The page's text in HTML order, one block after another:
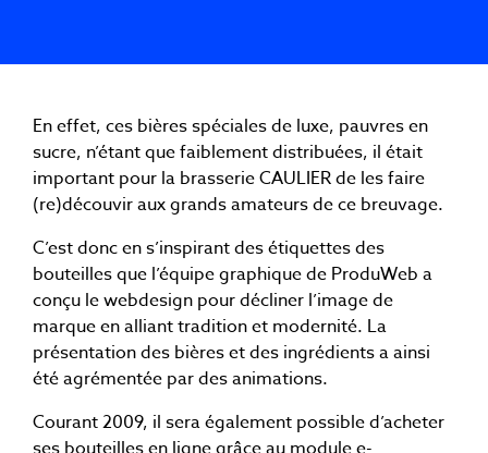
En effet, ces bières spéciales de luxe, pauvres en
sucre, n’étant que faiblement distribuées, il était
important pour la brasserie CAULIER de les faire
(re)découvir aux grands amateurs de ce breuvage.
C’est donc en s’inspirant des étiquettes des
bouteilles que l’équipe graphique de ProduWeb a
conçu le webdesign pour décliner l’image de
marque en alliant tradition et modernité. La
présentation des bières et des ingrédients a ainsi
été agrémentée par des animations.
Courant 2009, il sera également possible d’acheter